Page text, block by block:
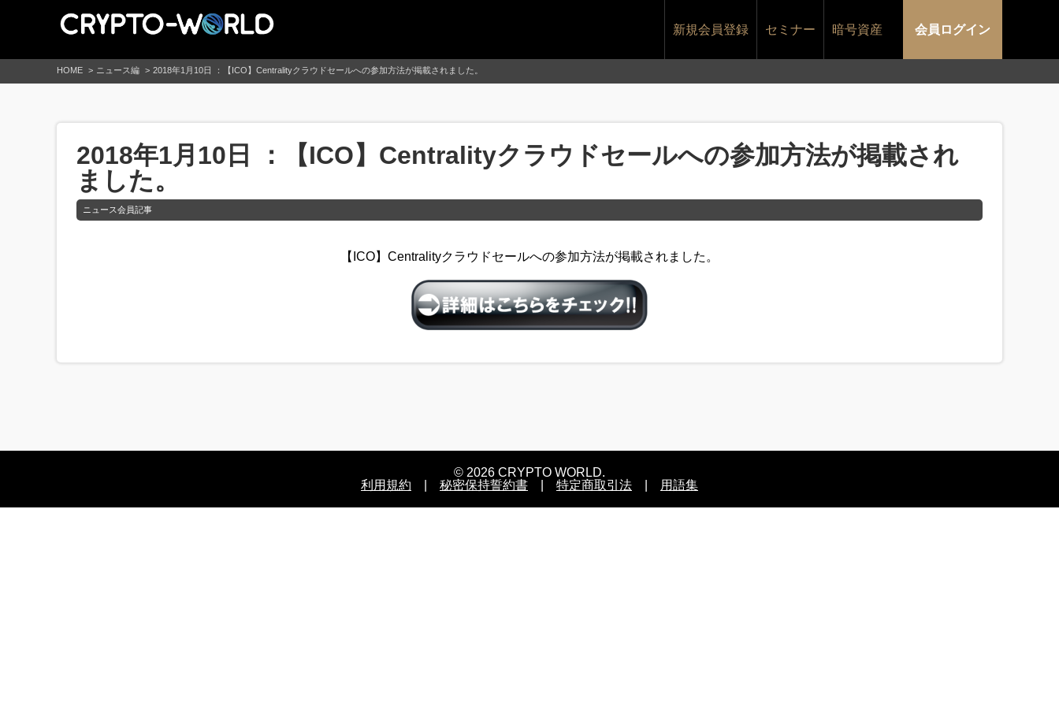
会員ログイン
新規会員登録 セミナー 暗号資産
HOME ニュース編 2018年1月10日 ：【ICO】Centralityクラウドセールへの参加方法が掲載されました。
2018年1月10日 ：【ICO】Centralityクラウドセールへの参加方法が掲載され
ました。
ニュース会員記事
【ICO】Centralityクラウドセールへの参加方法が掲載されました。
© 2026 CRYPTO WORLD.
利用規約
秘密保持誓約書 特定商取引法 用語集